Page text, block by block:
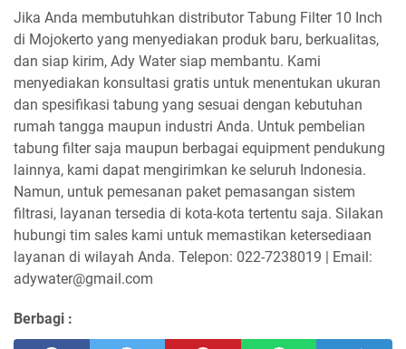
Jika Anda membutuhkan distributor Tabung Filter 10 Inch
di Mojokerto yang menyediakan produk baru, berkualitas,
dan siap kirim, Ady Water siap membantu. Kami
menyediakan konsultasi gratis untuk menentukan ukuran
dan spesifikasi tabung yang sesuai dengan kebutuhan
rumah tangga maupun industri Anda. Untuk pembelian
tabung filter saja maupun berbagai equipment pendukung
lainnya, kami dapat mengirimkan ke seluruh Indonesia.
Namun, untuk pemesanan paket pemasangan sistem
filtrasi, layanan tersedia di kota-kota tertentu saja. Silakan
hubungi tim sales kami untuk memastikan ketersediaan
layanan di wilayah Anda. Telepon: 022-7238019 | Email:
adywater@gmail.com
Berbagi :